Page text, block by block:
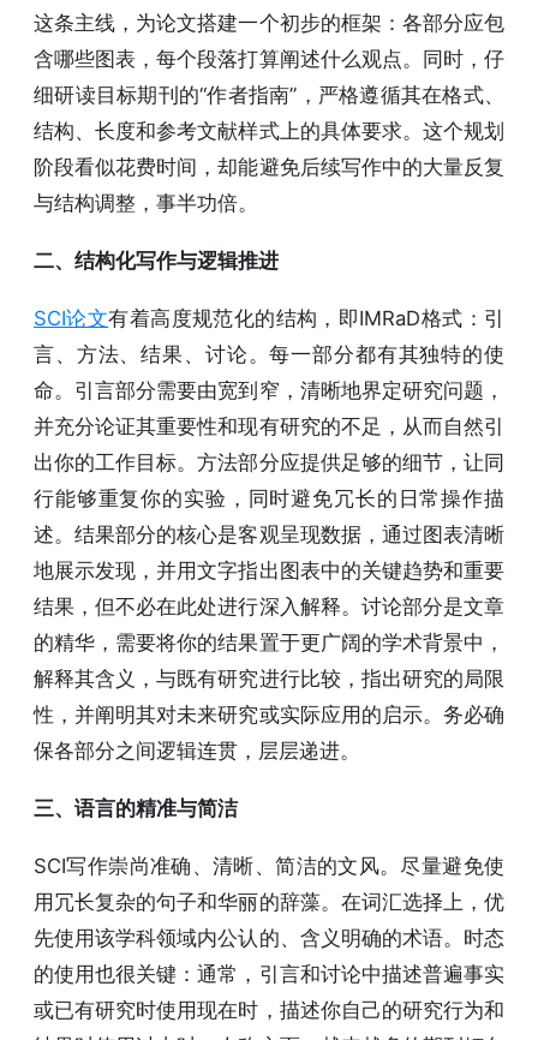
这条主线，为论文搭建一个初步的框架：各部分应包
含哪些图表，每个段落打算阐述什么观点。同时，仔
细研读目标期刊的“作者指南”，严格遵循其在格式、
结构、长度和参考文献样式上的具体要求。这个规划
阶段看似花费时间，却能避免后续写作中的大量反复
与结构调整，事半功倍。
二、结构化写作与逻辑推进
SCI论文有着高度规范化的结构，即IMRaD格式：引
言、方法、结果、讨论。每一部分都有其独特的使
命。引言部分需要由宽到窄，清晰地界定研究问题，
并充分论证其重要性和现有研究的不足，从而自然引
出你的工作目标。方法部分应提供足够的细节，让同
行能够重复你的实验，同时避免冗长的日常操作描
述。结果部分的核心是客观呈现数据，通过图表清晰
地展示发现，并用文字指出图表中的关键趋势和重要
结果，但不必在此处进行深入解释。讨论部分是文章
的精华，需要将你的结果置于更广阔的学术背景中，
解释其含义，与既有研究进行比较，指出研究的局限
性，并阐明其对未来研究或实际应用的启示。务必确
保各部分之间逻辑连贯，层层递进。
三、语言的精准与简洁
SCI写作崇尚准确、清晰、简洁的文风。尽量避免使
用冗长复杂的句子和华丽的辞藻。在词汇选择上，优
先使用该学科领域内公认的、含义明确的术语。时态
的使用也很关键：通常，引言和讨论中描述普遍事实
或已有研究时使用现在时，描述你自己的研究行为和